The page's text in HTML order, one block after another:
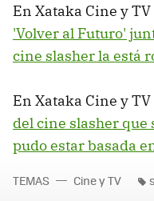
En Xataka Cine y TV
'Volver al Futuro'
cine slasher la está
En Xataka Cine y TV
del cine slasher que
pudo estar basada
TEMAS Cine y TV